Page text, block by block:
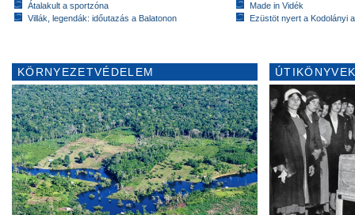
Átalakult a sportzóna
Villák, legendák: időutazás a Balatonon
Made in Vidék
Ezüstöt nyert a Kodolányi
KÖRNYEZETVÉDELEM